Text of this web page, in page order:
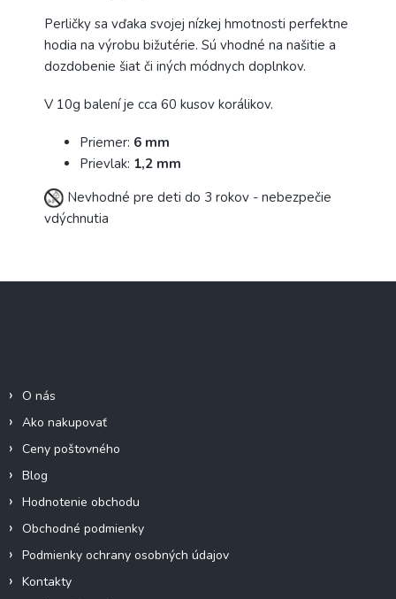
Perličky sa vďaka svojej nízkej hmotnosti perfektne
hodia na výrobu bižutérie. Sú vhodné na našitie a
dozdobenie šiat či iných módnych doplnkov.
V 10g balení je cca 60 kusov korálikov.
Priemer: 6 mm
Prievlak: 1,2 mm
Nevhodné pre deti do 3 rokov - nebezpečie
vdýchnutia
O nás
Ako nakupovať
Ceny poštovného
Blog
Hodnotenie obchodu
Obchodné podmienky
Podmienky ochrany osobných údajov
Kontakty